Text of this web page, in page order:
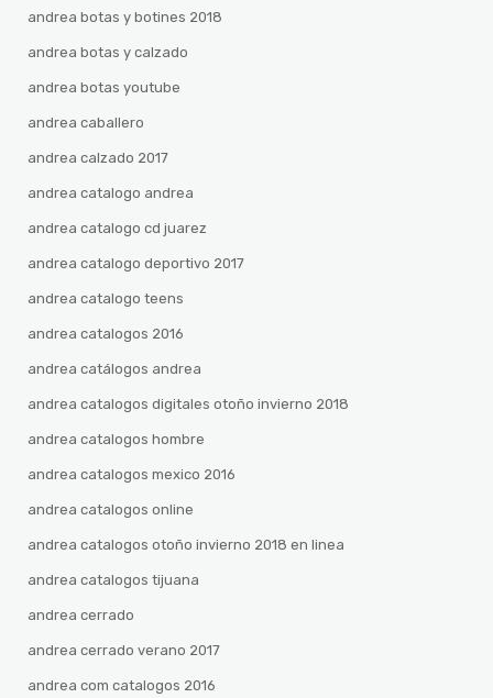
andrea botas y botines 2018
andrea botas y calzado
andrea botas youtube
andrea caballero
andrea calzado 2017
andrea catalogo andrea
andrea catalogo cd juarez
andrea catalogo deportivo 2017
andrea catalogo teens
andrea catalogos 2016
andrea catálogos andrea
andrea catalogos digitales otoño invierno 2018
andrea catalogos hombre
andrea catalogos mexico 2016
andrea catalogos online
andrea catalogos otoño invierno 2018 en linea
andrea catalogos tijuana
andrea cerrado
andrea cerrado verano 2017
andrea com catalogos 2016